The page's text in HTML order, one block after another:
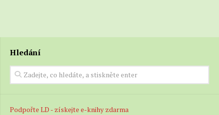
Hledání
Podpořte LD - získejte e-knihy zdarma